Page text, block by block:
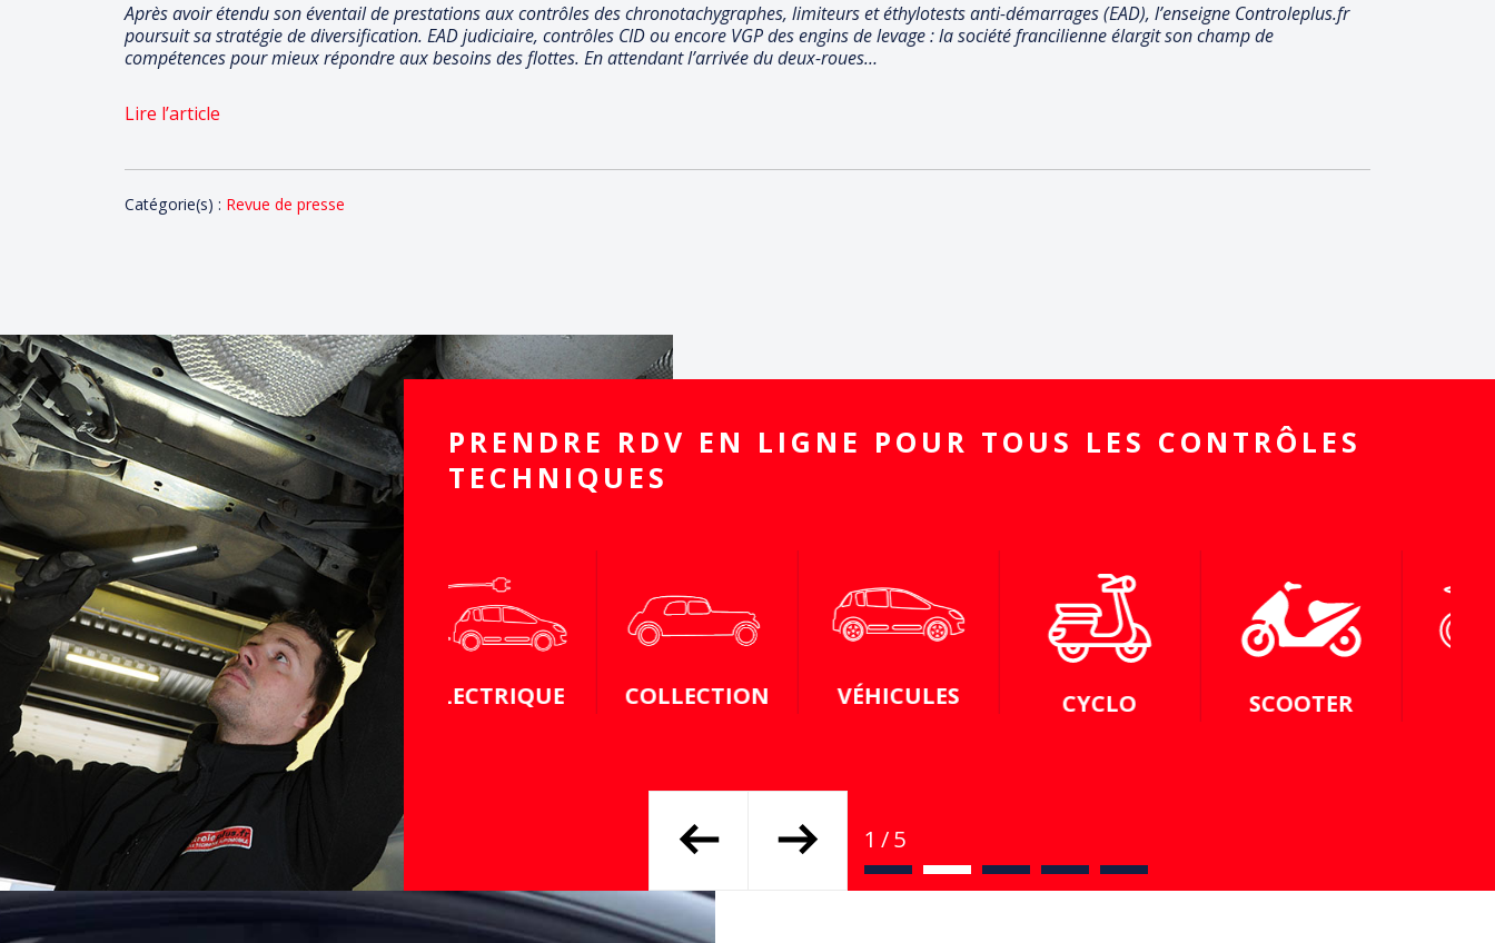
Après avoir étendu son éventail de prestations aux contrôles des chronotachygraphes, limiteurs et éthylotests anti-démarrages (EAD), l’enseigne Controleplus.fr
poursuit sa stratégie de diversification. EAD judiciaire, contrôles CID ou encore VGP des engins de levage : la société francilienne élargit son champ de
compétences pour mieux répondre aux besoins des flottes. En attendant l’arrivée du deux-roues…
Lire l’article
Catégorie(s) : Revue de presse
PRENDRE RDV EN LIGNE POUR TOUS LES CONTRÔLES
TECHNIQUES
CAMPING CAR ELECTRIQUE COLLECTION VÉHICULES CYCLO SCOOTER MOTO